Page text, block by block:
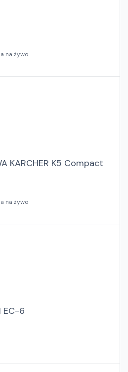
na żywo
KARCHER K5 Compact
na żywo
EC-6